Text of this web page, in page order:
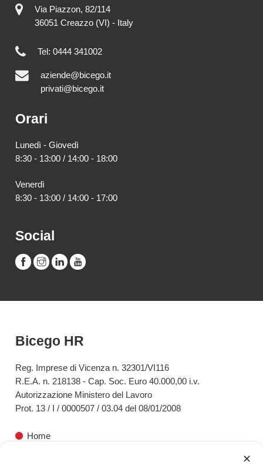
Via Piazzon, 82/114
36051 Creazzo (VI) - Italy
Tel: 0444 341002
aziende@bicego.it
privati@bicego.it
Orari
Lunedì - Giovedì
8:30 - 13:00 / 14:00 - 18:00
Venerdì
8:30 - 13:00 / 14:00 - 17:00
Social
Bicego HR
Reg. Imprese di Vicenza n. 32301/VI116
R.E.A. n. 218138 - Cap. Soc. Euro 40.000,00 i.v.
Autorizzazione Ministero del Lavoro
Prot. 13 / I / 0000507 / 03.04 del 08/01/2008
Home
✕